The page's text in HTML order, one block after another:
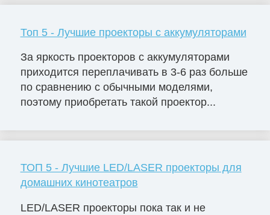
Топ 5 - Лучшие проекторы с аккумуляторами
За яркость проекторов с аккумуляторами
приходится переплачивать в 3-6 раз больше
по сравнению с обычными моделями,
поэтому приобретать такой проектор...
ТОП 5 - Лучшие LED/LASER проекторы для
домашних кинотеатров
LED/LASER проекторы пока так и не